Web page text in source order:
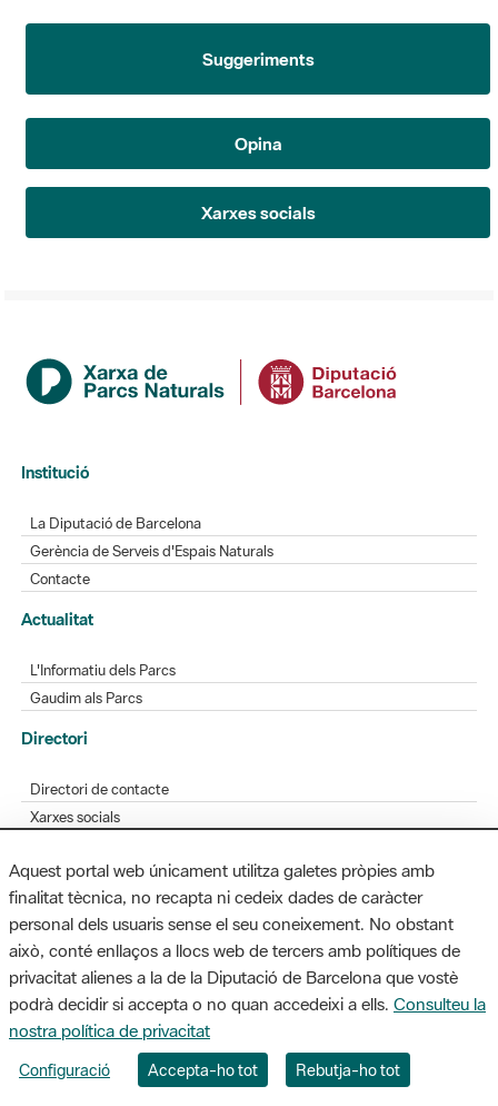
Suggeriments
Opina
Xarxes socials
Institució
La Diputació de Barcelona
Gerència de Serveis d'Espais Naturals
Contacte
Actualitat
L'Informatiu dels Parcs
Gaudim als Parcs
Directori
Directori de contacte
Xarxes socials
Bústia de suggeriments
Opineu sobre els parcs
MAPA WEB AVÍS LEGAL ACCESSIBILITAT
Diputació de Barcelona. Edifici Llacuna, 1a planta. Badajoz, 49. 08005
Barcelona. Tel. 934 022 428 / xarxaparcs@diba.cat
Aquest portal web únicament utilitza galetes pròpies amb
finalitat tècnica, no recapta ni cedeix dades de caràcter
personal dels usuaris sense el seu coneixement. No obstant
això, conté enllaços a llocs web de tercers amb polítiques de
privacitat alienes a la de la Diputació de Barcelona que vostè
podrà decidir si accepta o no quan accedeixi a ells. Consulteu la
nostra política de privacitat
Configuració Accepta-ho tot Rebutja-ho tot